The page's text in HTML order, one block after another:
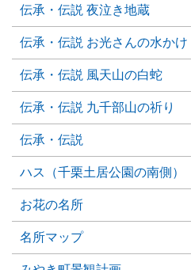
伝承・伝説 夜泣き地蔵
伝承・伝説 お光さんの水かけ
伝承・伝説 風天山の白蛇
伝承・伝説 九千部山の祈り
伝承・伝説
ハス（千栗土居公園の南側）
お花の名所
名所マップ